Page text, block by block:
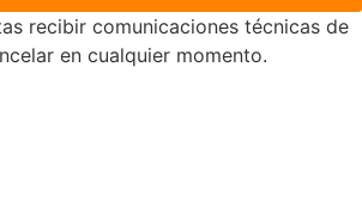
recibir comunicaciones técnicas de
en cualquier momento.